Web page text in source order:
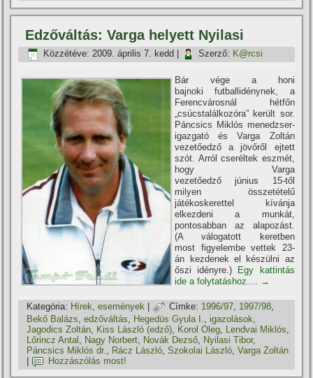
Edzőváltás: Varga helyett Nyilasi
Közzétéve: 2009. április 7. kedd Szerző: K@rcsi
Bár vége a honi
bajnoki futballidénynek, a
Ferencvárosnál hétfőn
„csúcstalálkozóra” került sor.
Páncsics Miklós menedzser-
igazgató és Varga Zoltán
vezetőedző a jövőről ejtett
szót. Arról cseréltek eszmét,
hogy Varga
vezetőedző június 15-től
milyen összetételű
játékoskerettel kí­vánja
elkezdeni a munkát,
pontosabban az alapozást.
(A válogatott keretben
most figyelembe vettek 23-
án kezdenek el készülni az
őszi idényre.)
Egy kattintás
ide a folytatáshoz....
→
Kategória: Hí­rek, események | Címke: 1996/97, 1997/98,
Bekő Balázs ,edzőváltás Hegedüs Gyula I. ,igazolások
Jagodics Zoltán
Kiss László (edző) Korol Oleg Lendvai Miklós
Lőrincz Antal
Nagy Norbert Novák Dezső Nyilasi Tibor,
Páncsics Miklós dr.
Rácz László ,Szokolai László ,Varga Zoltán
Hozzászólás most!